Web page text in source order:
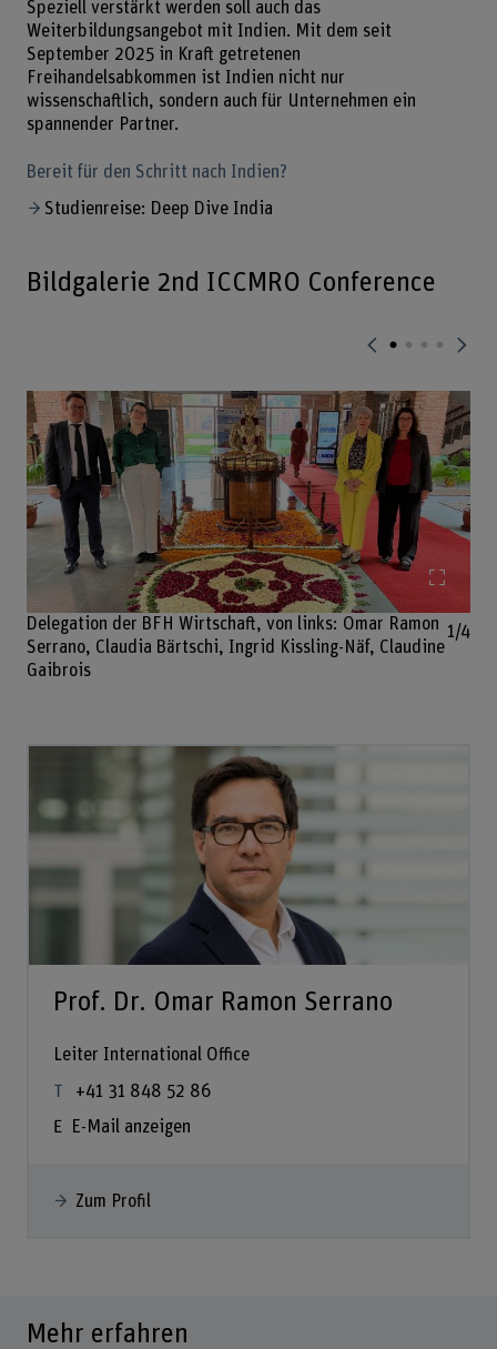
Speziell verstärkt werden soll auch das
Weiterbildungsangebot mit Indien. Mit dem seit
September 2025 in Kraft getretenen
Freihandelsabkommen ist Indien nicht nur
wissenschaftlich, sondern auch für Unternehmen ein
spannender Partner.
Bereit für den Schritt nach Indien?
Studienreise: Deep Dive India
Bildgalerie 2nd ICCMRO Conference
Delegation der BFH Wirtschaft, von links: Omar Ramon
Serrano, Claudia Bärtschi, Ingrid Kissling-Näf, Claudine
Gaibrois
1/4
Prof. Dr. Omar Ramon Serrano
Leiter International Office
+41 31 848 52 86
E-Mail anzeigen
Zum Profil
Mehr erfahren